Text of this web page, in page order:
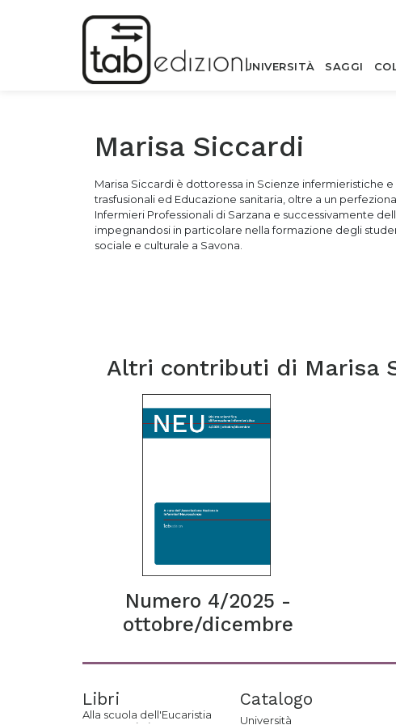
UNIVERSITÀ SAGGI
Marisa Siccardi
Marisa Siccardi è dottoressa in Scienze infermieristiche
trasfusionali ed Educazione sanitaria, oltre a un
Infermieri Professionali di Sarzana e successivamente
impegnandosi in particolare nella formazione degli
sociale e culturale a Savona.
Altri contributi di Marisa
Numero 4/2025 -
ottobre/dicembre
Libri
Alla scuola dell'Eucaristia
Catalogo
Università